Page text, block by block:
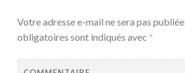
Votre adresse e-mail ne sera pas publiée.
obligatoires sont indiqués avec *